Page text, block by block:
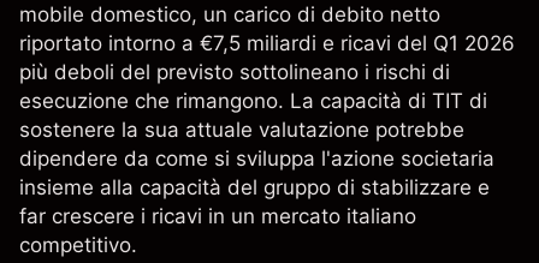
mobile domestico, un carico di debito netto
riportato intorno a €7,5 miliardi e ricavi del Q1 2026
più deboli del previsto sottolineano i rischi di
esecuzione che rimangono. La capacità di TIT di
sostenere la sua attuale valutazione potrebbe
dipendere da come si sviluppa l'azione societaria
insieme alla capacità del gruppo di stabilizzare e
far crescere i ricavi in un mercato italiano
competitivo.